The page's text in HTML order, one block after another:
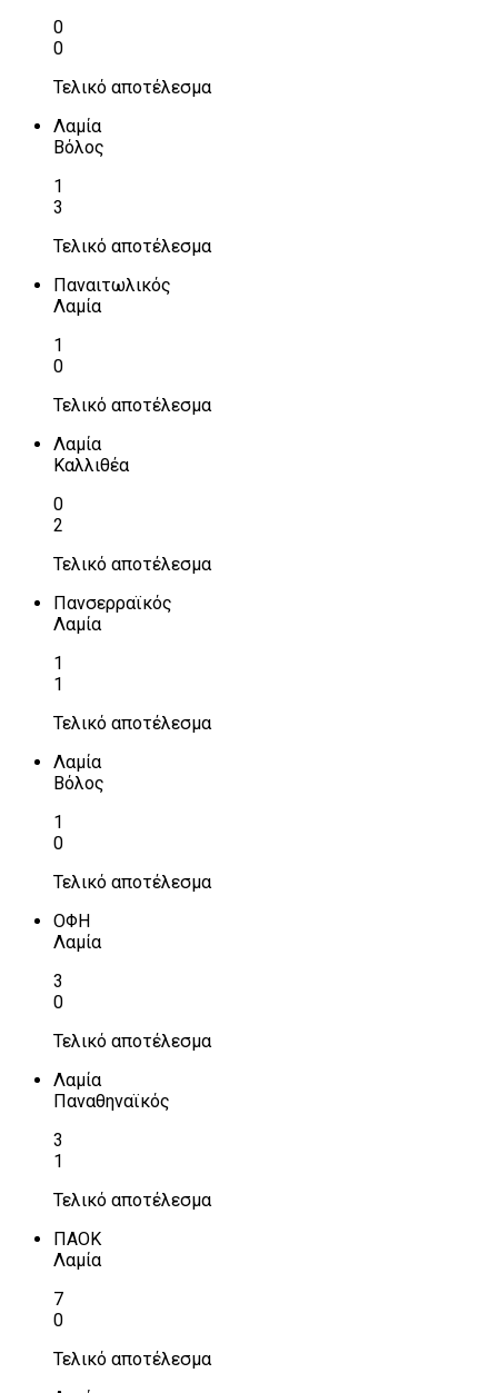
0
0
Τελικό αποτέλεσμα
Λαμία
Βόλος
1
3
Τελικό αποτέλεσμα
Παναιτωλικός
Λαμία
1
0
Τελικό αποτέλεσμα
Λαμία
Καλλιθέα
0
2
Τελικό αποτέλεσμα
Πανσερραϊκός
Λαμία
1
1
Τελικό αποτέλεσμα
Λαμία
Βόλος
1
0
Τελικό αποτέλεσμα
ΟΦΗ
Λαμία
3
0
Τελικό αποτέλεσμα
Λαμία
Παναθηναϊκός
3
1
Τελικό αποτέλεσμα
ΠΑΟΚ
Λαμία
7
0
Τελικό αποτέλεσμα